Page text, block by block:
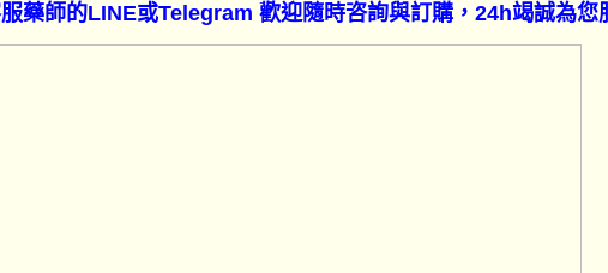
藥師的LINE或Telegram 歡迎隨時咨詢與訂購，24h竭誠為您